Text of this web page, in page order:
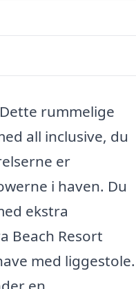
rummelige
all inclusive, du
er
i haven. Du
ekstra
Beach Resort
med liggestole.